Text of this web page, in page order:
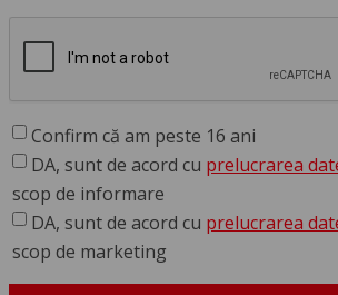
Confirm că am peste 16 ani
DA, sunt de acord cu prelucrarea
scop de informare
DA, sunt de acord cu prelucrarea
scop de marketing